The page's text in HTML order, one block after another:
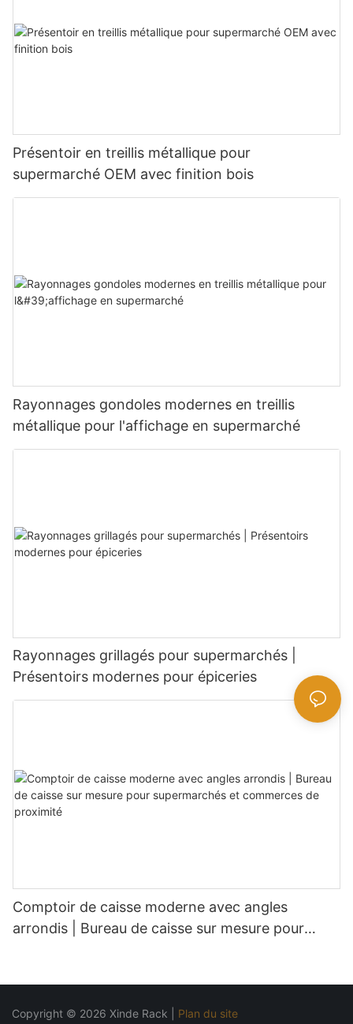
Présentoir en treillis métallique pour
supermarché OEM avec finition bois
Rayonnages gondoles modernes en treillis
métallique pour l'affichage en supermarché
Rayonnages grillagés pour supermarchés |
Présentoirs modernes pour épiceries
Comptoir de caisse moderne avec angles
arrondis | Bureau de caisse sur mesure pour
Copyright © 2026 Xinde Rack | Plan du site